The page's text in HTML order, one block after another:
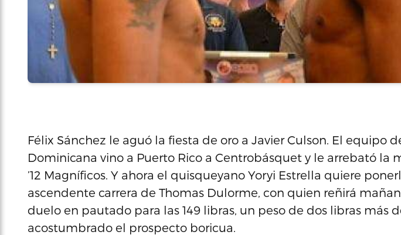
Félix Sánchez le aguó la fiesta de oro a Javier Culson. El equipo
Dominicana vino a Puerto Rico a Centrobásquet y le arrebató la
’12 Magníficos. Y ahora el quisqueyano Yoryi Estrella quiere
ascendente carrera de Thomas Dulorme, con quien reñirá
duelo en pautado para las 149 libras, un peso de dos libras más
acostumbrado el prospecto boricua.